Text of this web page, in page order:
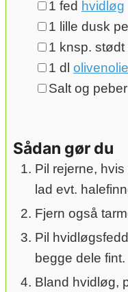
▢
1 fed hvidløg
▢
1 lille dusk
▢
1 knsp.
▢
1 dl olivenolie
▢
Salt og peber
Sådan gør du
Pil rejerne,
lad evt.
Fjern også
Pil
begge dele fint.
Bland hvidløg,